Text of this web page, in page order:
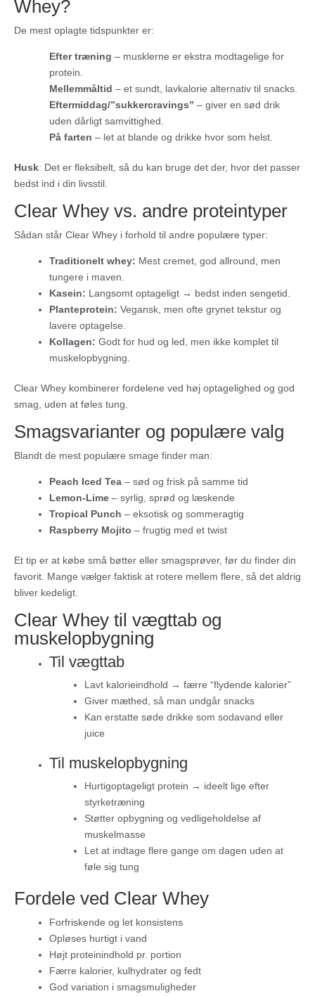
Whey?
De mest oplagte tidspunkter er:
Efter træning – musklerne er ekstra modtagelige for
protein.
Mellemmåltid – et sundt, lavkalorie alternativ til snacks.
Eftermiddag/”sukkercravings” – giver en sød drik
uden dårligt samvittighed.
På farten – let at blande og drikke hvor som helst.
Husk: Det er fleksibelt, så du kan bruge det der, hvor det passer
bedst ind i din livsstil.
Clear Whey vs. andre proteintyper
Sådan står Clear Whey i forhold til andre populære typer:
Traditionelt whey: Mest cremet, god allround, men
tungere i maven.
Kasein: Langsomt optageligt → bedst inden sengetid.
Planteprotein: Vegansk, men ofte grynet tekstur og
lavere optagelse.
Kollagen: Godt for hud og led, men ikke komplet til
muskelopbygning.
Clear Whey kombinerer fordelene ved høj optagelighed og god
smag, uden at føles tung.
Smagsvarianter og populære valg
Blandt de mest populære smage finder man:
Peach Iced Tea – sød og frisk på samme tid
Lemon-Lime – syrlig, sprød og læskende
Tropical Punch – eksotisk og sommeragtig
Raspberry Mojito – frugtig med et twist
Et tip er at købe små bøtter eller smagsprøver, før du finder din
favorit. Mange vælger faktisk at rotere mellem flere, så det aldrig
bliver kedeligt.
Clear Whey til vægttab og
muskelopbygning
Til vægttab
Lavt kalorieindhold → færre “flydende kalorier”
Giver mæthed, så man undgår snacks
Kan erstatte søde drikke som sodavand eller
juice
Til muskelopbygning
Hurtigoptageligt protein → ideelt lige efter
styrketræning
Støtter opbygning og vedligeholdelse af
muskelmasse
Let at indtage flere gange om dagen uden at
føle sig tung
Fordele ved Clear Whey
Forfriskende og let konsistens
Opløses hurtigt i vand
Højt proteinindhold pr. portion
Færre kalorier, kulhydrater og fedt
God variation i smagsmuligheder